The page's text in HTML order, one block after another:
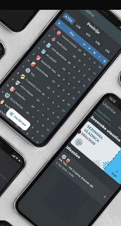
SPONZORI NEWS GALERIJE A TIM
KIŠKAROLJ
Napočetku 1920-ih